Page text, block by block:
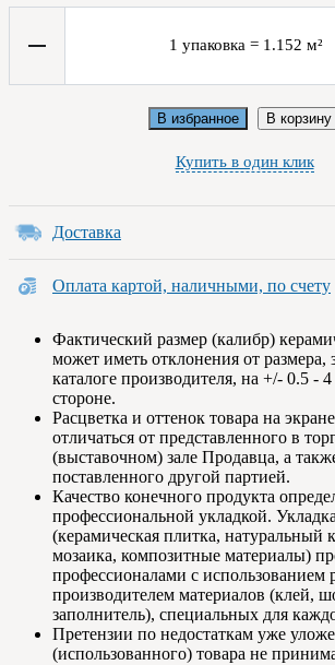
1 упаковка = 1.152 м²
В избранное В корзину
Купить в один клик
Доставка
Оплата картой, наличными, по счету
Фактический размер (калибр)
может иметь отклонения от размера,
каталоге производителя, на +/- 0.5 -
стороне.
Расцветка и оттенок товара на
отличаться от представленного в
(выставочном) зале Продавца, а
поставленного другой партией.
Качество конечного продукта
профессиональной укладкой.
(керамическая плитка, натуральный
мозаика, композитные материалы)
профессионалами с использованием
производителем материалов (клей,
заполнитель), специальных для
Претензии по недостаткам уже
(использованного) товара не